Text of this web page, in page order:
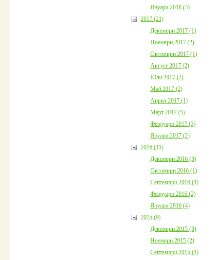
Януари 2018 (3)
2017 (21)
Декември 2017 (1)
Ноември 2017 (2)
Октомври 2017 (1)
Август 2017 (2)
Юли 2017 (2)
Май 2017 (2)
Април 2017 (1)
Март 2017 (5)
Февруари 2017 (3)
Януари 2017 (2)
2016 (11)
Декември 2016 (3)
Октомври 2016 (1)
Септември 2016 (1)
Февруари 2016 (2)
Януари 2016 (4)
2015 (9)
Декември 2015 (3)
Ноември 2015 (2)
Септември 2015 (1)